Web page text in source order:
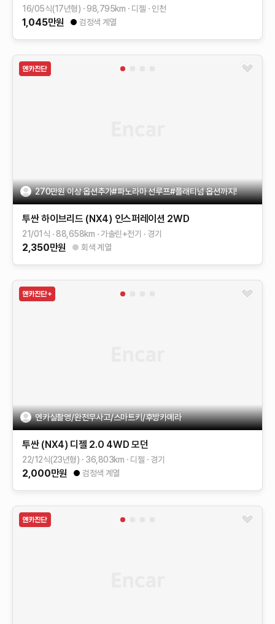
16/05식(17년형) 98,795km 디젤 인천
1,045만원 검정색 계열
270만원 이상 옵션추가#파노라마 선루프#플래티넘 옵션까지!
투싼 하이브리드 (NX4) 인스퍼레이션 2WD
21/01식 88,658km 가솔린+전기 경기
2,350만원 회색 계열
엔카실촬영/완전무사고/스마트키/후방카메라
투싼 (NX4) 디젤 2.0 4WD 모던
22/12식(23년형) 36,803km 디젤 경기
2,000만원 검정색 계열